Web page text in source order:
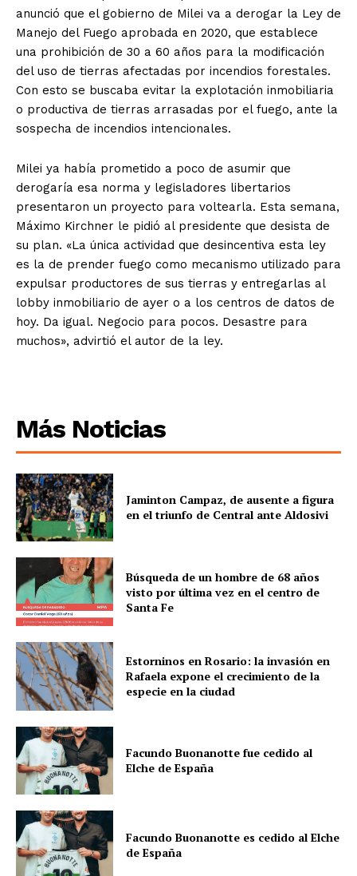
anunció que el gobierno de Milei va a derogar la Ley de
Manejo del Fuego aprobada en 2020, que establece
una prohibición de 30 a 60 años para la modificación
del uso de tierras afectadas por incendios forestales.
Con esto se buscaba evitar la explotación inmobiliaria
o productiva de tierras arrasadas por el fuego, ante la
sospecha de incendios intencionales.
Milei ya había prometido a poco de asumir que
derogaría esa norma y legisladores libertarios
presentaron un proyecto para voltearla. Esta semana,
Máximo Kirchner le pidió al presidente que desista de
su plan. «La única actividad que desincentiva esta ley
es la de prender fuego como mecanismo utilizado para
expulsar productores de sus tierras y entregarlas al
lobby inmobiliario de ayer o a los centros de datos de
hoy. Da igual. Negocio para pocos. Desastre para
muchos», advirtió el autor de la ley.
Más Noticias
Jaminton Campaz, de ausente a figura
en el triunfo de Central ante Aldosivi
Búsqueda de un hombre de 68 años
visto por última vez en el centro de
Santa Fe
Estorninos en Rosario: la invasión en
Rafaela expone el crecimiento de la
especie en la ciudad
Facundo Buonanotte fue cedido al
Elche de España
Facundo Buonanotte es cedido al Elche
de España